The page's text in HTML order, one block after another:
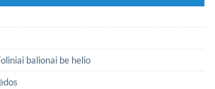
balionai be helio